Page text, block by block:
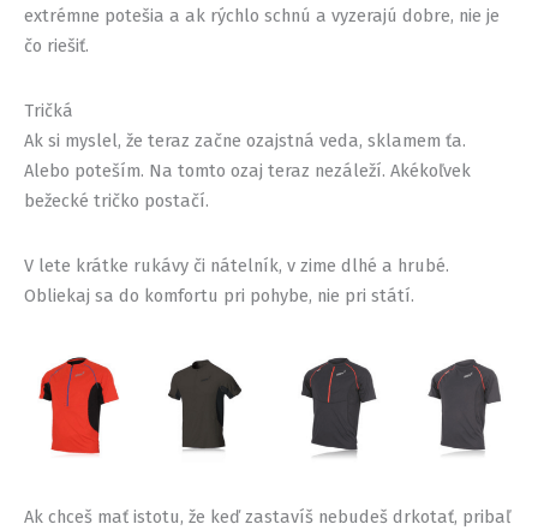
extrémne potešia a ak rýchlo schnú a vyzerajú dobre, nie je
čo riešiť.
Tričká
Ak si myslel, že teraz začne ozajstná veda, sklamem ťa.
Alebo poteším. Na tomto ozaj teraz nezáleží. Akékoľvek
bežecké tričko postačí.
V lete krátke rukávy či nátelník, v zime dlhé a hrubé.
Obliekaj sa do komfortu pri pohybe, nie pri státí.
Ak chceš mať istotu, že keď zastavíš nebudeš drkotať, pribaľ